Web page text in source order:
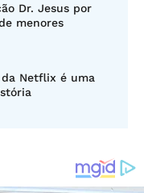
Dr. Jesus por
menores
Netflix é uma